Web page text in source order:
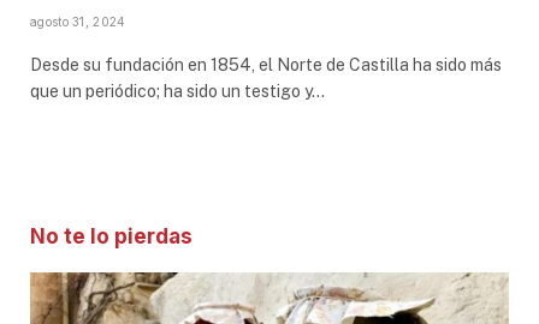
agosto 31, 2024
Desde su fundación en 1854, el Norte de Castilla ha sido más
que un periódico; ha sido un testigo y…
No te lo pierdas